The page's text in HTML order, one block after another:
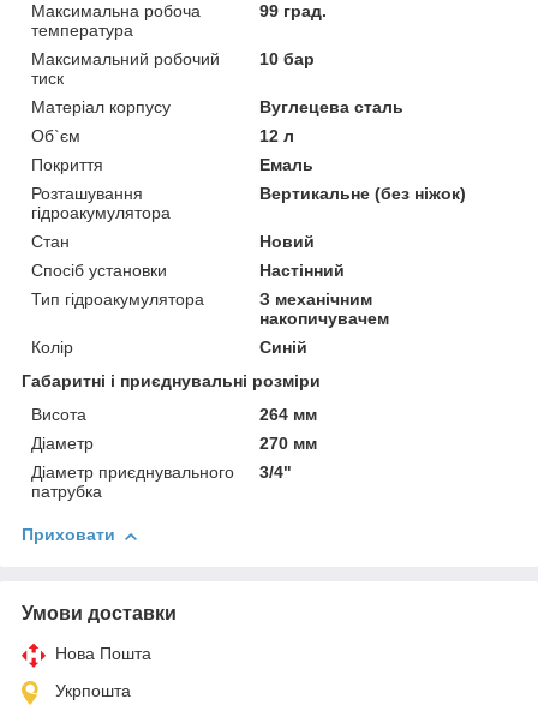
Максимальна робоча
температура
99 град.
Максимальний робочий
тиск
10 бар
Матеріал корпусу
Вуглецева сталь
Об`єм
12 л
Покриття
Емаль
Розташування
гідроакумулятора
Вертикальне (без ніжок)
Стан
Новий
Спосіб установки
Настінний
Тип гідроакумулятора
З механічним
накопичувачем
Колір
Синій
Габаритні і приєднувальні розміри
Висота
264 мм
Діаметр
270 мм
Діаметр приєднувального
патрубка
3/4"
Приховати
Умови доставки
Нова Пошта
Укрпошта